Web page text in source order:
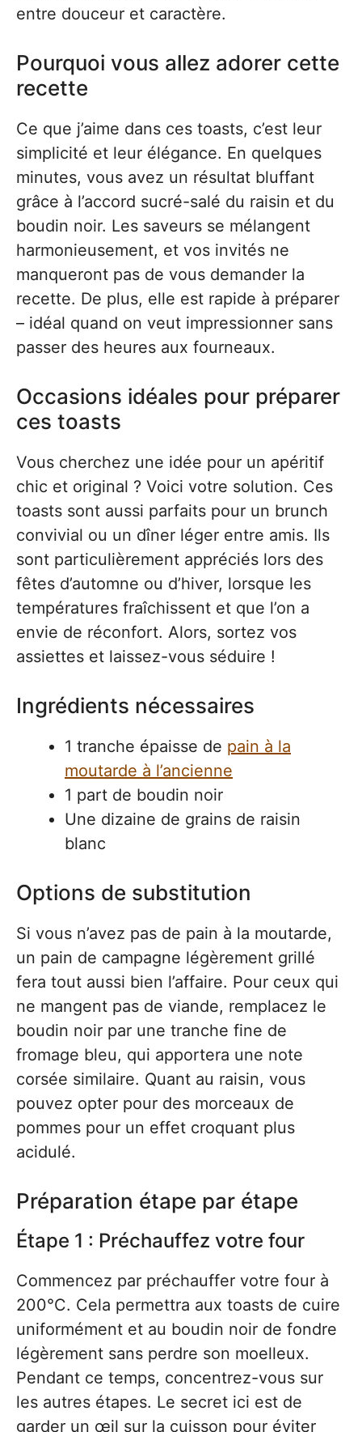
entre douceur et caractère.
Pourquoi vous allez adorer cette
recette
Ce que j’aime dans ces toasts, c’est leur
simplicité et leur élégance. En quelques
minutes, vous avez un résultat bluffant
grâce à l’accord sucré-salé du raisin et du
boudin noir. Les saveurs se mélangent
harmonieusement, et vos invités ne
manqueront pas de vous demander la
recette. De plus, elle est rapide à préparer
– idéal quand on veut impressionner sans
passer des heures aux fourneaux.
Occasions idéales pour préparer
ces toasts
Vous cherchez une idée pour un apéritif
chic et original ? Voici votre solution. Ces
toasts sont aussi parfaits pour un brunch
convivial ou un dîner léger entre amis. Ils
sont particulièrement appréciés lors des
fêtes d’automne ou d’hiver, lorsque les
températures fraîchissent et que l’on a
envie de réconfort. Alors, sortez vos
assiettes et laissez-vous séduire !
Ingrédients nécessaires
1 tranche épaisse de pain à la
moutarde à l’ancienne
1 part de boudin noir
Une dizaine de grains de raisin
blanc
Options de substitution
Si vous n’avez pas de pain à la moutarde,
un pain de campagne légèrement grillé
fera tout aussi bien l’affaire. Pour ceux qui
ne mangent pas de viande, remplacez le
boudin noir par une tranche fine de
fromage bleu, qui apportera une note
corsée similaire. Quant au raisin, vous
pouvez opter pour des morceaux de
pommes pour un effet croquant plus
acidulé.
Préparation étape par étape
Étape 1 : Préchauffez votre four
Commencez par préchauffer votre four à
200°C. Cela permettra aux toasts de cuire
uniformément et au boudin noir de fondre
légèrement sans perdre son moelleux.
Pendant ce temps, concentrez-vous sur
les autres étapes. Le secret ici est de
garder un œil sur la cuisson pour éviter